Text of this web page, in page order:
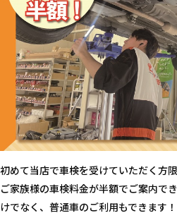
初めて当店で車検を受けていただく方
ご家族様の車検料金が半額でご案内で
けでなく、普通車のご利用もできます！